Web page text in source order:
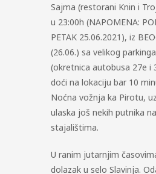
Sajma (restorani Knin i
u 23:00h (NAPOMENA:
PETAK 25.06.2021), iz
(26.06.) sa velikog
(okretnica autobusa 27e i
doći na lokaciju bar 10
Noćna vožnja ka Pirotu,
ulaska još nekih putnika
stajalištima.
U ranim jutarnjim
dolazak u selo Slavinja.